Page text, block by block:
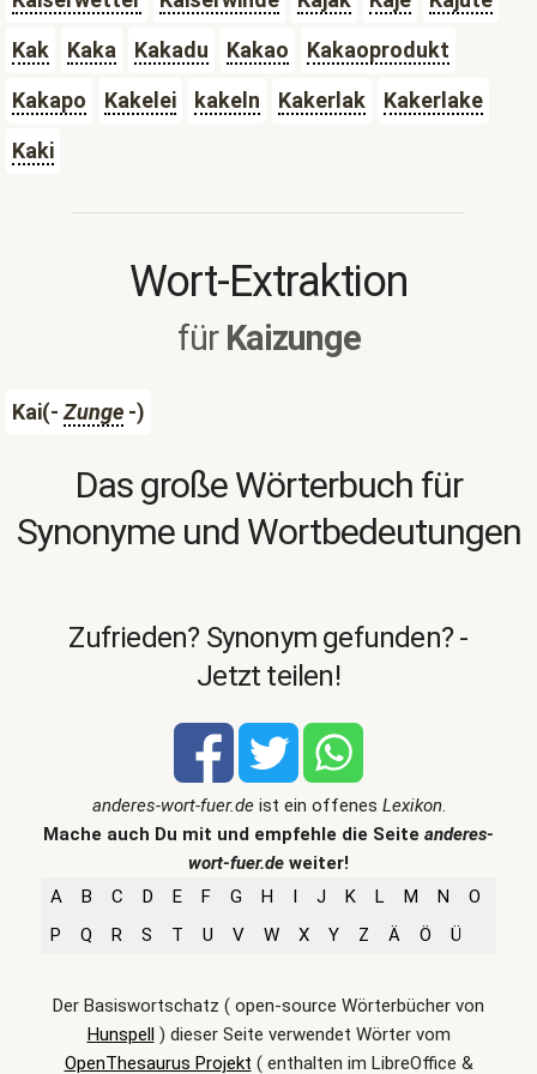
Kak
Kaka Kakadu Kakao
Kakaoprodukt
Kakapo
Kakelei kakeln Kakerlak
Kakerlake
Kaki
Wort-Extraktion
für Kaizunge
Kai(- Zunge -)
Das große Wörterbuch für
Synonyme und Wortbedeutungen
Zufrieden? Synonym gefunden? -
Jetzt teilen!
anderes-wort-fuer.deist ein offenes Lexikon.
Mache auch Du mit und empfehle die Seite anderes-
wort-fuer.de weiter!
A
B C D E F G H I J K L M N
O
P
Q R S T U V W X Y Z Ä Ö Ü
Der Basiswortschatz ( open-source Wörterbücher von
Hunspell) dieser Seite verwendet Wörter vom
OpenThesaurus Projekt ( enthalten im LibreOffice &